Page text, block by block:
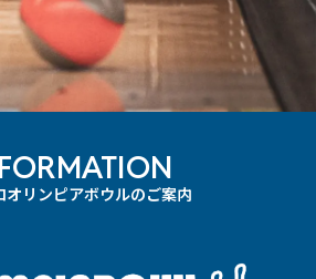
オリンピアボウルのご案内